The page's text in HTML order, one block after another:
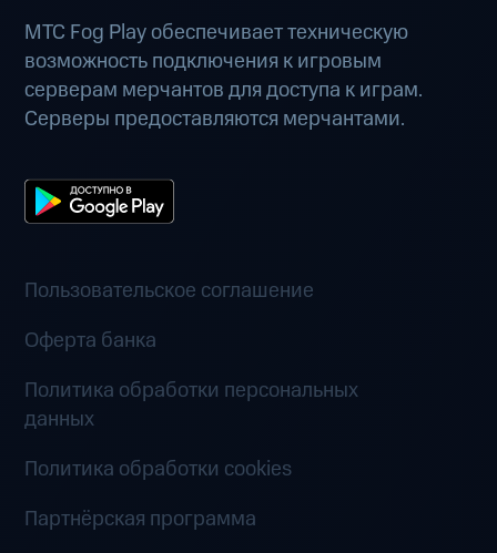
МТС Fog Play обеспечивает техническую
возможность подключения к игровым
серверам мерчантов для доступа к играм.
Серверы предоставляются мерчантами.
Пользовательское соглашение
Оферта банка
Политика обработки персональных
данных
Политика обработки cookies
Партнёрская программа